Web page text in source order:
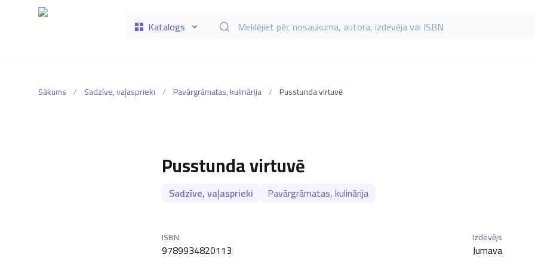
Katalogs Meklēt grāmatas pēc nosaukuma, autora, izdevēja vai ISBN
Sākums / Sadzīve, vaļasprieki / Pavārgrāmatas, kulinārija / Pusstunda virtuvē
Pusstunda virtuvē
Sadzīve, vaļasprieki Pavārgrāmatas, kulinārija
ISBN
9789934820113
Izdevējs
Jumava